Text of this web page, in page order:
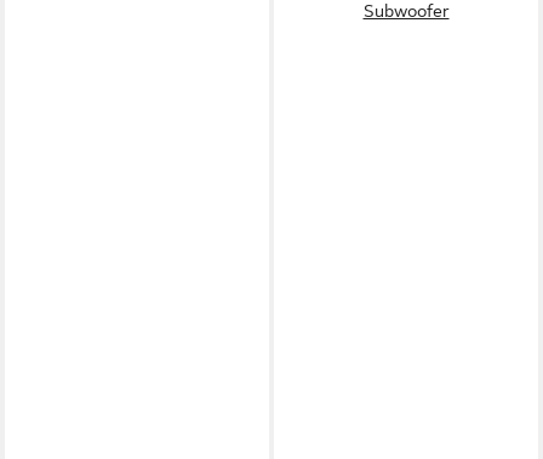
Subwoofer